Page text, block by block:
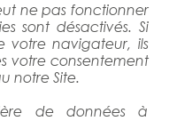
ne pas fonctionner
sont désactivés. Si
votre navigateur, ils
votre consentement
notre Site.
de données à